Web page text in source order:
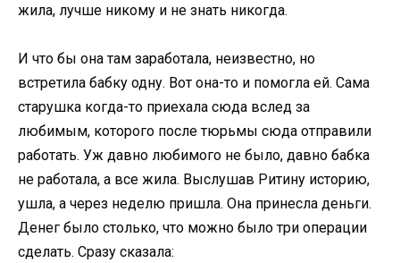
жила, лучше никому и не знать никогда.
И что бы она там заработала, неизвестно, но
встретила бабку одну. Вот она-то и помогла ей. Сама
старушка когда-то приехала сюда вслед за
любимым, которого после тюрьмы сюда отправили
работать. Уж давно любимого не было, давно бабка
не работала, а все жила. Выслушав Ритину историю,
ушла, а через неделю пришла. Она принесла деньги.
Денег было столько, что можно было три операции
сделать. Сразу сказала: